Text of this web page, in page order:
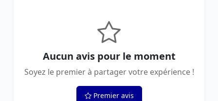
Aucun avis pour le moment
Soyez le premier à partager votre expérience !
Premier avis